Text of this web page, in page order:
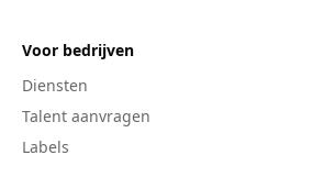
Voor bedrijven
Diensten
Talent aanvragen
Labels